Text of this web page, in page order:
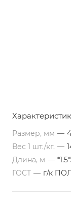
Размер, мм —
Вес 1 шт./кг. —
Длина, м —
ГОСТ — г/к